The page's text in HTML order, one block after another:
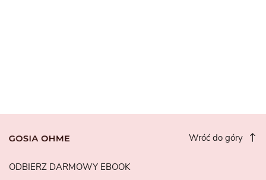
Wróć do góry
ODBIERZ DARMOWY EBOOK